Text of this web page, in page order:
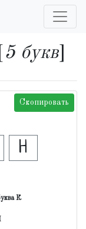
5 букв]
Скопировать
Н
К